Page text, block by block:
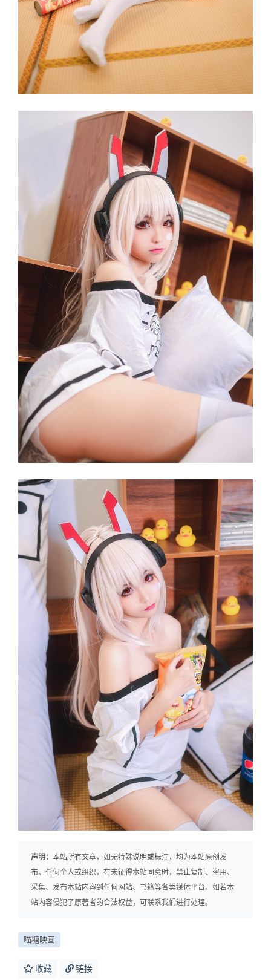
声明： 本站所有文章，如无特殊说明或标注，均为本站原创发
布。任何个人或组织，在未征得本站同意时，禁止复制、盗用、
采集、发布本站内容到任何网站、书籍等各类媒体平台。如若本
站内容侵犯了原著者的合法权益，可联系我们进行处理。
喵糖映画
收藏 链接